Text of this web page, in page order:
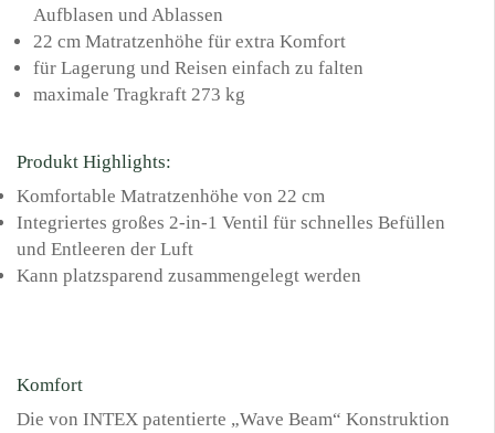
Aufblasen und Ablassen
22 cm Matratzenhöhe für extra Komfort
für Lagerung und Reisen einfach zu falten
maximale Tragkraft 273 kg
Produkt Highlights:
Komfortable Matratzenhöhe von 22 cm
Integriertes großes 2-in-1 Ventil für schnelles Befüllen
und Entleeren der Luft
Kann platzsparend zusammengelegt werden
Komfort
Die von INTEX patentierte „Wave Beam“ Konstruktion